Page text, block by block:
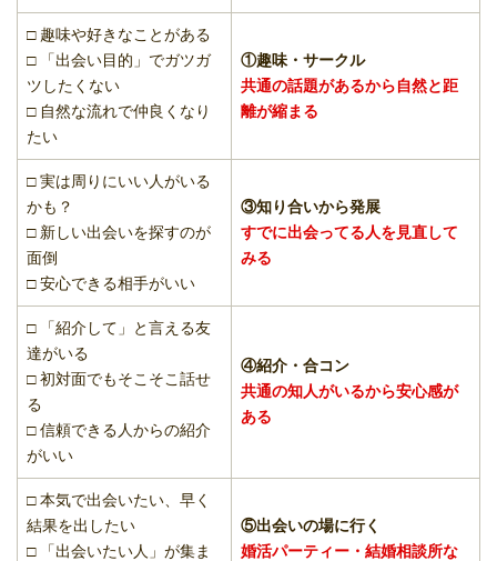
□ 趣味や好きなことがある
□ 「出会い目的」でガツガ
ツしたくない
□ 自然な流れで仲良くなり
たい
①趣味・サークル
共通の話題があるから自然と距
離が縮まる
□ 実は周りにいい人がいる
かも？
□ 新しい出会いを探すのが
面倒
□ 安心できる相手がいい
③知り合いから発展
すでに出会ってる人を見直して
みる
□ 「紹介して」と言える友
達がいる
□ 初対面でもそこそこ話せ
る
□ 信頼できる人からの紹介
がいい
④紹介・合コン
共通の知人がいるから安心感が
ある
□ 本気で出会いたい、早く
結果を出したい
□ 「出会いたい人」が集ま
⑤出会いの場に行く
婚活パーティー・結婚相談所な